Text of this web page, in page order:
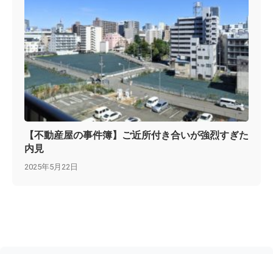
【不動産屋の事件簿】ご近所付き合いが強烈すぎた
内見
2025年5月22日